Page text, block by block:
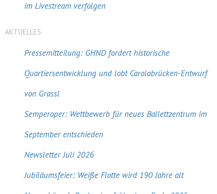
im Livestream verfolgen
AKTUELLES
Pressemitteilung: GHND fordert historische
Quartiersentwicklung und lobt Carolabrücken-Entwurf
von Grassl
Semperoper: Wettbewerb für neues Ballettzentrum im
September entschieden
Newsletter Juli 2026
Jubiläumsfeier: Weiße Flotte wird 190 Jahre alt